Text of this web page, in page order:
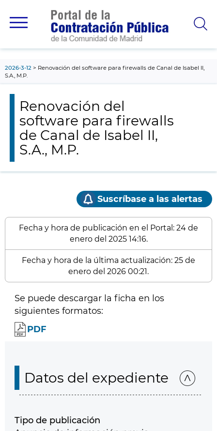
principal
2026-3-12
Renovación del software para firewalls de Canal de Isabel II,
S.A., M.P.
Renovación del
software para firewalls
de Canal de Isabel II,
S.A., M.P.
Suscríbase a las alertas
Fecha y hora de publicación en el Portal: 24 de
enero del 2025 14:16.
Fecha y hora de la última actualización: 25 de
enero del 2026 00:21.
Se puede descargar la ficha en los
siguientes formatos:
PDF
Datos del expediente
Tipo de publicación